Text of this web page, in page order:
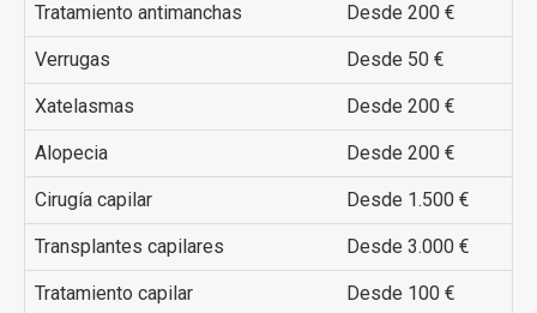
Tratamiento antimanchas Desde 200 €
Verrugas Desde 50 €
Xatelasmas Desde 200 €
Alopecia Desde 200 €
Cirugía capilar Desde 1.500 €
Transplantes capilares Desde 3.000 €
Tratamiento capilar Desde 100 €